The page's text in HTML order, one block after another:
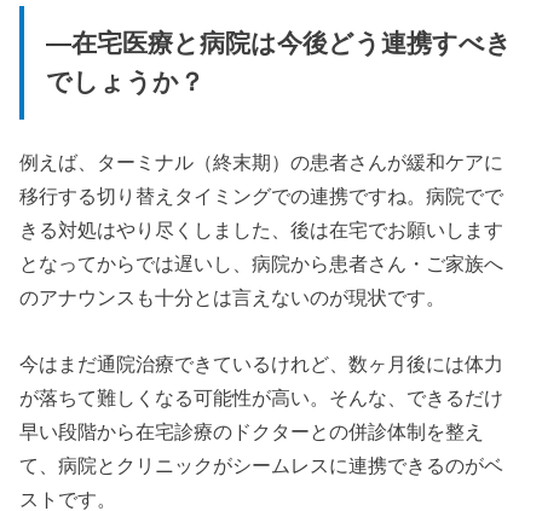
—在宅医療と病院は今後どう連携すべき
でしょうか？
例えば、ターミナル（終末期）の患者さんが緩和ケアに
移行する切り替えタイミングでの連携ですね。病院でで
きる対処はやり尽くしました、後は在宅でお願いします
となってからでは遅いし、病院から患者さん・ご家族へ
のアナウンスも十分とは言えないのが現状です。
今はまだ通院治療できているけれど、数ヶ月後には体力
が落ちて難しくなる可能性が高い。そんな、できるだけ
早い段階から在宅診療のドクターとの併診体制を整え
て、病院とクリニックがシームレスに連携できるのがベ
ストです。